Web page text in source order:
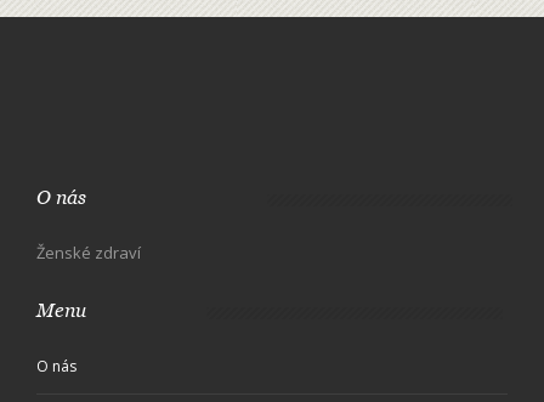
O nás
Ženské zdraví
Menu
O nás